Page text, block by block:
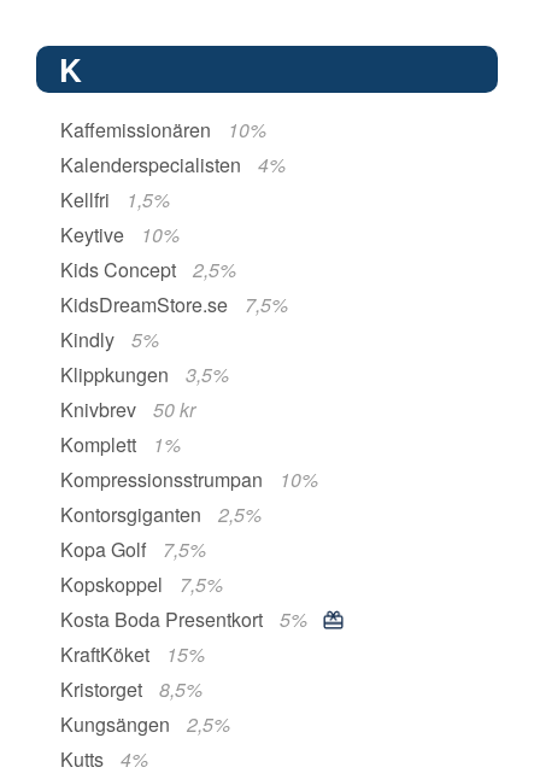
K
Kaffemissionären
10%
Kalenderspecialisten
4%
Kellfri
1,5%
Keytive
10%
Kids Concept
2,5%
KidsDreamStore.se
7,5%
Kindly
5%
Klippkungen
3,5%
Knivbrev
50 kr
Komplett
1%
Kompressionsstrumpan
10%
Kontorsgiganten
2,5%
Kopa Golf
7,5%
Kopskoppel
7,5%
Kosta Boda Presentkort
5%
KraftKöket
15%
Kristorget
8,5%
Kungsängen
2,5%
Kutts
4%